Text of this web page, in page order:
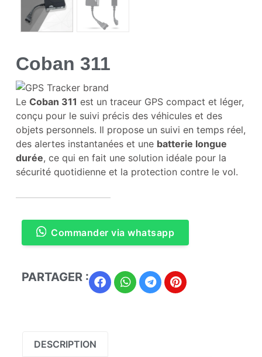
Coban 311
Le Coban 311 est un traceur GPS compact et léger,
conçu pour le suivi précis des véhicules et des
objets personnels. Il propose un suivi en temps réel,
des alertes instantanées et une batterie longue
durée, ce qui en fait une solution idéale pour la
sécurité quotidienne et la protection contre le vol.
Commander via whatsapp
PARTAGER :
DESCRIPTION